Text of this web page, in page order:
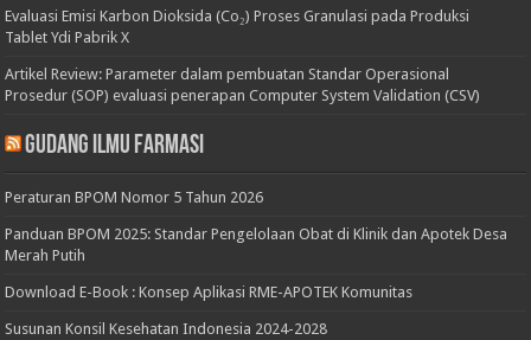
Evaluasi Emisi Karbon Dioksida (Co₂) Proses Granulasi pada Produksi
Tablet Ydi Pabrik X
Artikel Review: Parameter dalam pembuatan Standar Operasional
Prosedur (SOP) evaluasi penerapan Computer System Validation (CSV)
Gudang Ilmu Farmasi
Peraturan BPOM Nomor 5 Tahun 2026
Panduan BPOM 2025: Standar Pengelolaan Obat di Klinik dan Apotek Desa
Merah Putih
Download E-Book : Konsep Aplikasi RME-APOTEK Komunitas
Susunan Konsil Kesehatan Indonesia 2024-2028